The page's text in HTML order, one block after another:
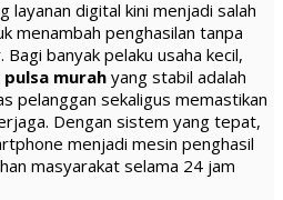
layanan digital kini menjadi salah
menambah penghasilan tanpa
banyak pelaku usaha kecil,
murahyang stabil adalah
pelanggan sekaligus memastikan
Dengan sistem yang tepat,
menjadi mesin penghasil
masyarakat selama 24 jam